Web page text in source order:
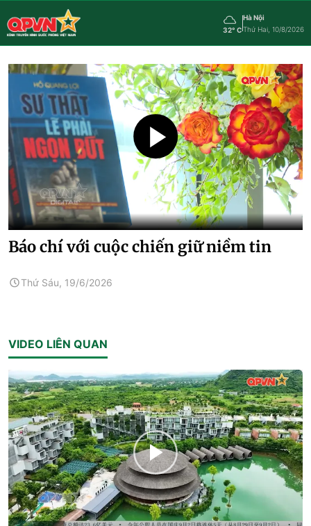
32° C
Hà Nội
Thứ Hai, 10/8/2026
Báo chí với cuộc chiến giữ niềm tin
Thứ Sáu, 19/6/2026
VIDEO LIÊN QUAN